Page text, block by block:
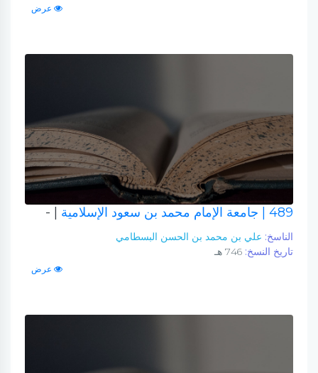
عرض
489 | جامعة الإمام محمد بن سعود الإسلامية | -
الناسخ: علي بن محمد بن الحسن البسطامي
تاريخ النسخ:
عرض